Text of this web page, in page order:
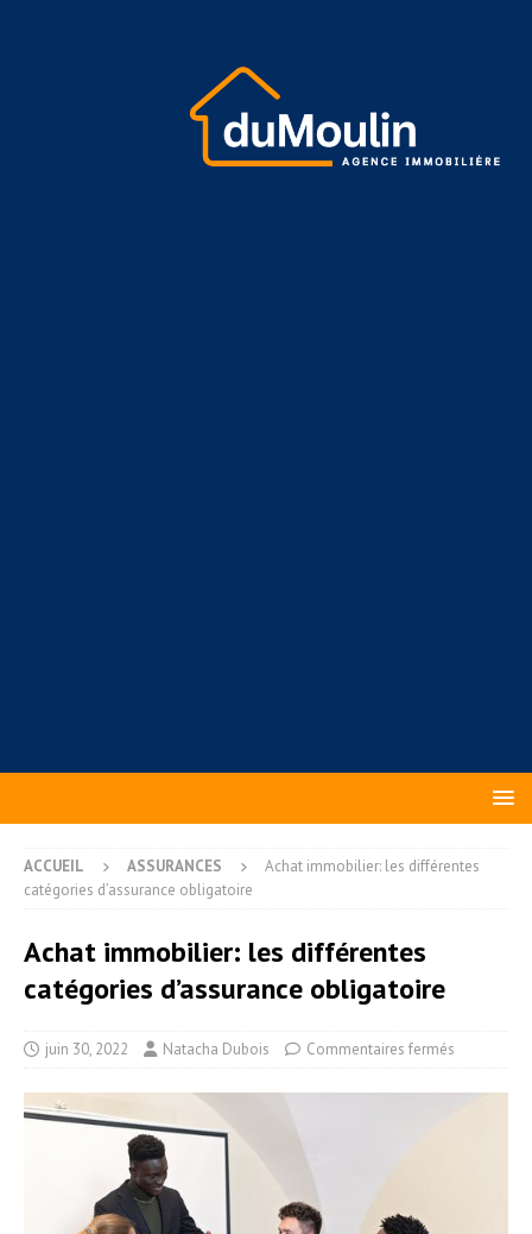
ACCUEIL ASSURANCES
Achat immobilier: les différentes
catégories d’assurance obligatoire
Achat immobilier: les différentes
catégories d’assurance obligatoire
juin 30, 2022 Natacha Dubois Commentaires fermés